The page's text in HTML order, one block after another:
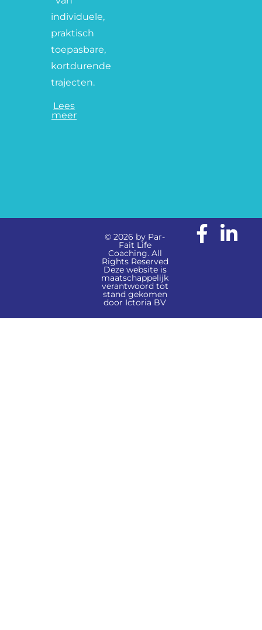
individuele,
praktisch
toepasbare,
kortdurende
trajecten.
Lees
meer
© 2026 by Par-
Fait Life
Coaching. All
Rights Reserved
Deze website is
maatschappelijk
verantwoord tot
stand gekomen
door Ictoria BV